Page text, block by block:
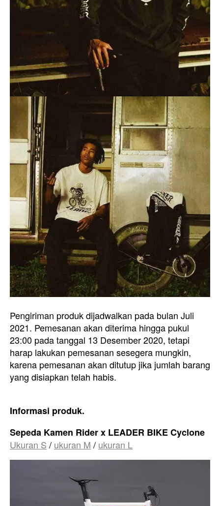
Pengiriman produk dijadwalkan pada bulan Juli
2021. Pemesanan akan diterima hingga pukul
23:00 pada tanggal 13 Desember 2020, tetapi
harap lakukan pemesanan sesegera mungkin,
karena pemesanan akan ditutup jika jumlah barang
yang disiapkan telah habis.
Informasi produk.
Sepeda Kamen Rider x LEADER BIKE Cyclone
Ukuran S / ukuran M / ukuran L